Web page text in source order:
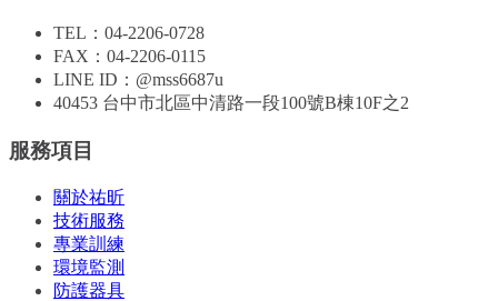
TEL： 04-2206-0728
FAX： 04-2206-0115
LINE ID： @mss6687u
40453 台中市北區中清路一段100號B棟10F之2
服務項目
關於祐昕
技術服務
專業訓練
環境監測
防護器具